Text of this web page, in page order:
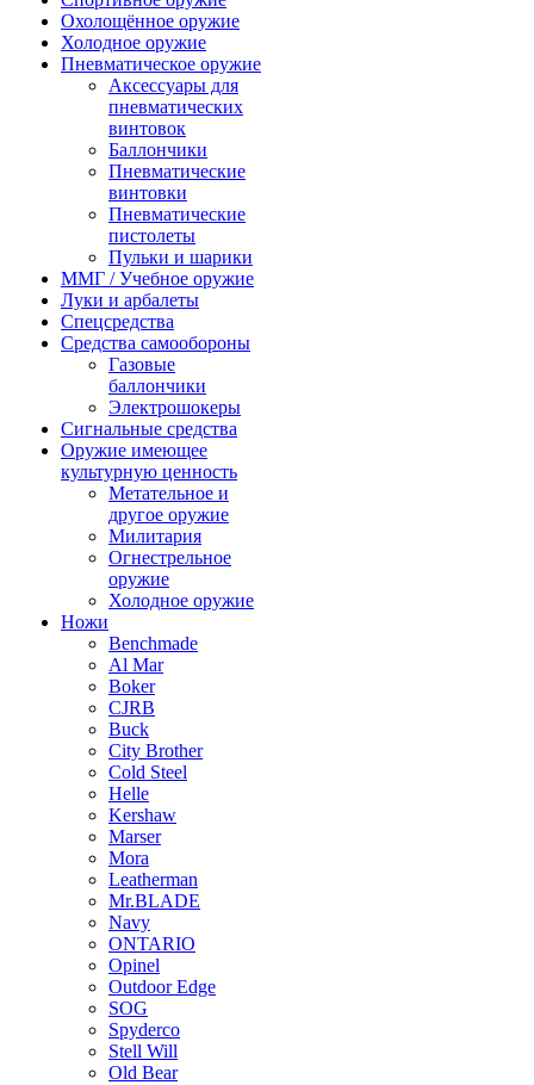
Охолощённое оружие
Холодное оружие
Пневматическое оружие
Аксессуары для
пневматических
винтовок
Баллончики
Пневматические
винтовки
Пневматические
пистолеты
Пульки и шарики
ММГ / Учебное оружие
Луки и арбалеты
Спецсредства
Средства самообороны
Газовые
баллончики
Электрошокеры
Сигнальные средства
Оружие имеющее
культурную ценность
Метательное и
другое оружие
Милитария
Огнестрельное
оружие
Холодное оружие
Ножи
Benchmade
Al Mar
Boker
CJRB
Buck
City Brother
Cold Steel
Helle
Kershaw
Marser
Mora
Leatherman
Mr.BLADE
Navy
ONTARIO
Opinel
Outdoor Edge
SOG
Spyderco
Stell Will
Old Bear